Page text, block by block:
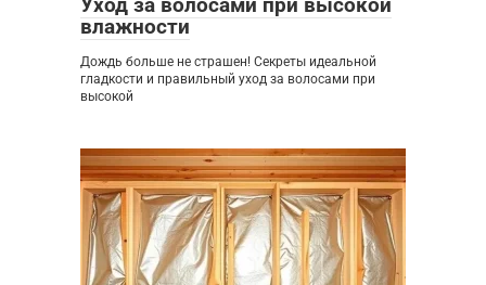
Уход за волосами при высокой
влажности
Дождь больше не страшен! Секреты идеальной
гладкости и правильный уход за волосами при
высокой